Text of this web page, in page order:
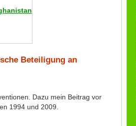
Beteiligung an
Dazu mein Beitrag vor
1994 und 2009.